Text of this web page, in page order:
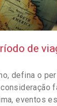
de
defina o
eventos